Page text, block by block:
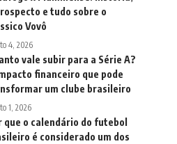
e tudo sobre o
Vovô
4, 2026
vale subir para a Série A?
financeiro que pode
um clube brasileiro
1, 2026
que o calendário do futebol
é considerado um dos